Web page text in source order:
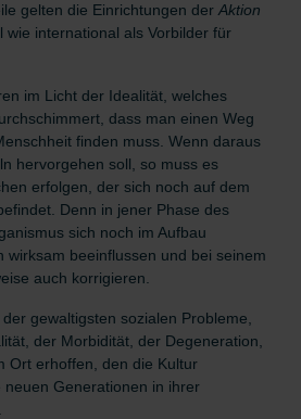
gelten die Einrichtungen der Aktion
wie international als Vorbilder für
im Licht der Idealität, welches
dass man einen Weg
finden muss. Wenn daraus
hervorgehen soll, so muss es
erfolgen, der sich noch auf dem
Denn in jener Phase des
sich noch im Aufbau
wirksam beeinflussen und bei seinem
auch korrigieren.
gewaltigsten sozialen Probleme,
der Morbidität, der Degeneration,
Ort erhoffen, den die Kultur
Generationen in ihrer